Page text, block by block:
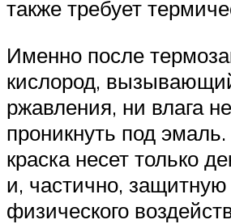
также требует
Именно после
кислород,
ржавления, ни влага
проникнуть под эмаль.
краска несет только
и, частично, защитную
физического